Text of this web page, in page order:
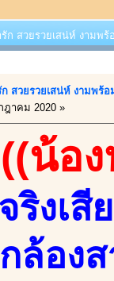
สวยรวยเสน่ห์ งามพร้
สวยรวยเสน่ห์ งามพร้อ
ฎาคม 2020 »
((น้อ
ริงเสี
ล้อง